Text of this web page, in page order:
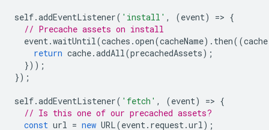
self.addEventListener( 'install' , (event) => {
// Precache assets on install
event.waitUntil(caches .open(cacheName). then((cache
return cache.addAll(precachedAssets);
}));
});
self.addEventListener( 'fetch' , (event) => {
// Is this one of our precached assets?
const url = new URL(event. request.url);